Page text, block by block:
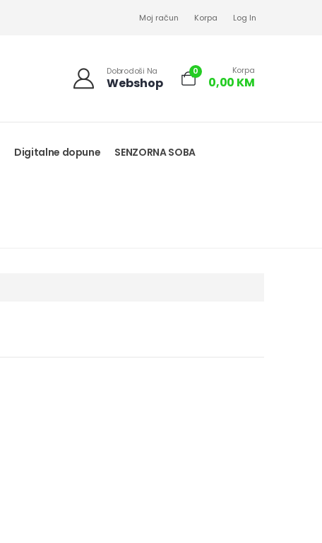
Moj račun Korpa Log In
Dobrodoši Na
Webshop
0 Korpa
0,00 KM
Digitalne dopune SENZORNA SOBA